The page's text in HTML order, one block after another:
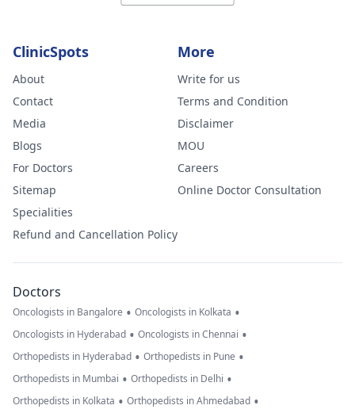
ClinicSpots
About
Contact
Media
Blogs
For Doctors
Sitemap
Specialities
Refund and Cancellation Policy
More
Write for us
Terms and Condition
Disclaimer
MOU
Careers
Online Doctor Consultation
Doctors
Oncologists in Bangalore • Oncologists in Kolkata •
Oncologists in Hyderabad • Oncologists in Chennai •
Orthopedists in Hyderabad • Orthopedists in Pune •
Orthopedists in Mumbai • Orthopedists in Delhi •
Orthopedists in Kolkata • Orthopedists in Ahmedabad •